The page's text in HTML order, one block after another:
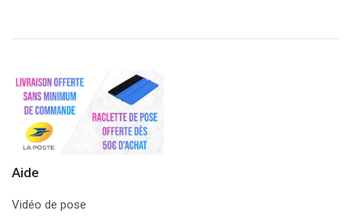
Aide
Vidéo de pose